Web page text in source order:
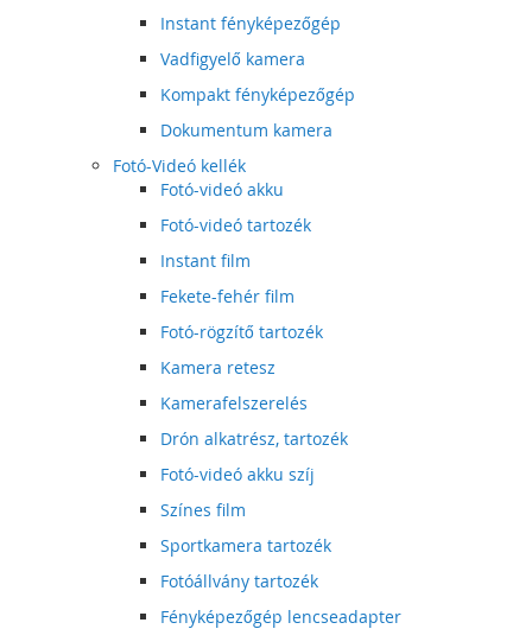
Instant fényképezőgép
Vadfigyelő kamera
Kompakt fényképezőgép
Dokumentum kamera
Fotó-Videó kellék
Fotó-videó akku
Fotó-videó tartozék
Instant film
Fekete-fehér film
Fotó-rögzítő tartozék
Kamera retesz
Kamerafelszerelés
Drón alkatrész, tartozék
Fotó-videó akku szíj
Színes film
Sportkamera tartozék
Fotóállvány tartozék
Fényképezőgép lencseadapter